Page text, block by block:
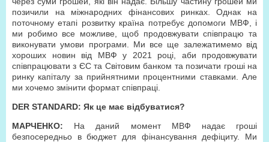
позичили на міжнародних фінансових ринках. Однак на
поточному етапі розвитку країна потребує допомоги МВФ, і
ми робимо все можливе, щоб продовжувати співпрацю та
виконувати умови програми. Ми все ще залежатимемо від
хороших новин від МВФ у 2021 році, аби продовжувати
співпрацювати з ЄС та Світовим банком та позичати гроші на
ринку капіталу за прийнятними процентними ставками. Але
ми хочемо змінити формат співпраці.
DER STANDARD: Як це має відбуватися?
МАРЧЕНКО: На даний момент МВФ надає гроші
безпосередньо в бюджет для фінансування дефіциту. Ми